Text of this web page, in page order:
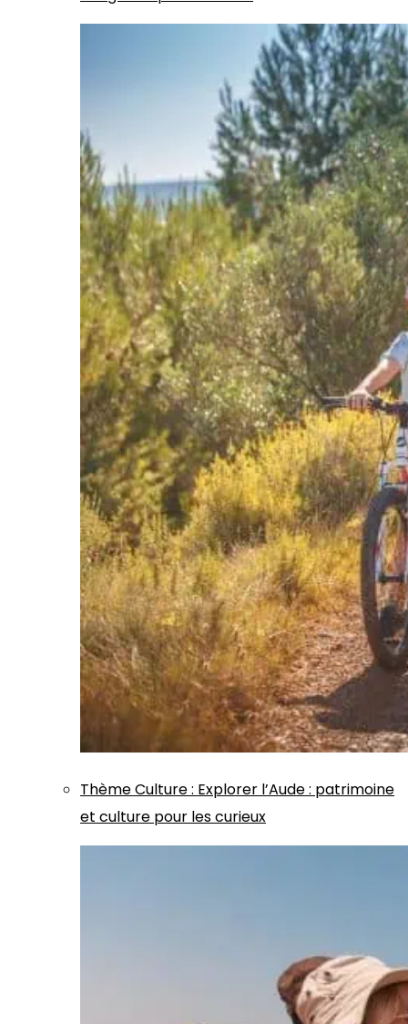
ThèmeCulture: Explorer l’Aude : patrimoine
et culture pour les curieux